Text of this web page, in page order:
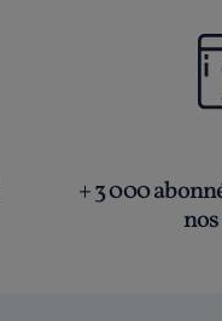
+ 3 000